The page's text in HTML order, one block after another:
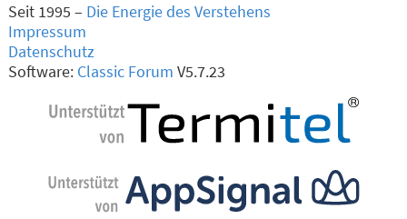
Seit 1995 – Die Energie des Verstehens
Impressum
Datenschutz
Software: Classic Forum V5.7.23